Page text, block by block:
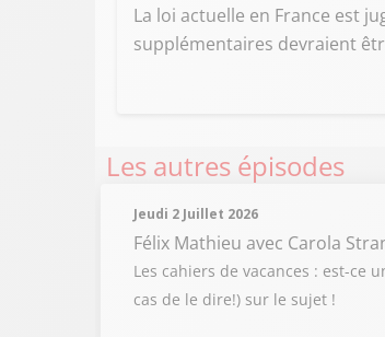
La loi actuelle en France est
supplémentaires devraient
Les autres épisodes
Jeudi 2 Juillet 2026
Félix Mathieu avec Carola
Les cahiers de vacances : est-ce
cas de le dire!) sur le sujet !